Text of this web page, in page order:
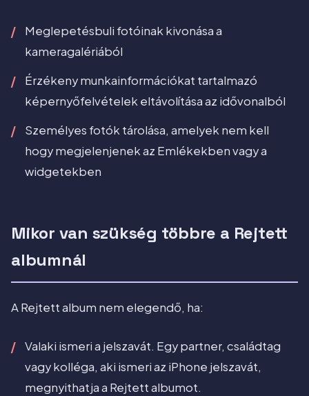
Meglepetésbuli fotóinak kivonása a
kameragalériából
Érzékeny munkainformációkat tartalmazó
képernyőfelvételek eltávolítása az idővonalból
Személyes fotók tárolása, amelyek nem kell
hogy megjelenjenek az Emlékekben vagy a
widgetekben
Mikor van szükség többre a Rejtett
albumnál
A Rejtett album nem elegendő, ha:
Valaki ismeri a jelszavát. Egy partner, családtag
vagy kolléga, aki ismeri az iPhone jelszavát,
megnyithatja a Rejtett albumot.